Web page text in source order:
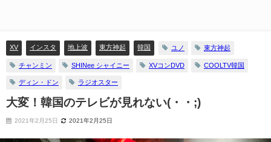
XV インスタ 地上波 東方神起 韓国 ユノ 東方神起
チャンミン SHINee シャイニー XVコンDVD COOLTV韓国
ディン・ドン ラジオスター
大変！韓国のテレビが見れない(・・;)
2021年2月25日 2021年2月25日